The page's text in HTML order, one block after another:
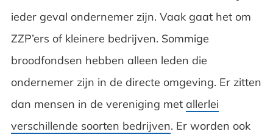
ieder geval ondernemer zijn. Vaak gaat het om
ZZP’ers of kleinere bedrijven. Sommige
broodfondsen hebben alleen leden die
ondernemer zijn in de directe omgeving. Er zitten
dan mensen in de vereniging met allerlei
verschillende soorten bedrijven. Er worden ook